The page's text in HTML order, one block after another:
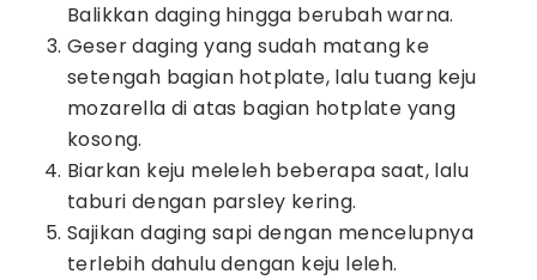
Balikkan daging hingga berubah warna.
Geser daging yang sudah matang ke
setengah bagian hotplate, lalu tuang keju
mozarella di atas bagian hotplate yang
kosong.
Biarkan keju meleleh beberapa saat, lalu
taburi dengan parsley kering.
Sajikan daging sapi dengan mencelupnya
terlebih dahulu dengan keju leleh.